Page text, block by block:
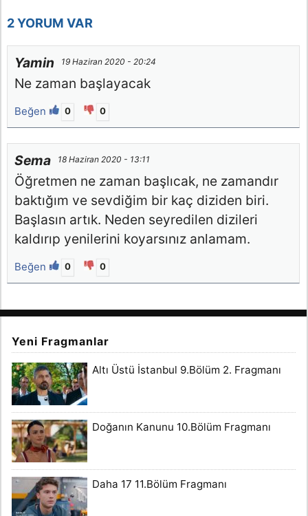
2 YORUM VAR
Yamin 19 Haziran 2020 - 20:24
Ne zaman başlayacak
Beğen 0 0
Sema 18 Haziran 2020 - 13:11
Öğretmen ne zaman başlıcak, ne zamandır
baktığım ve sevdiğim bir kaç diziden biri.
Başlasın artık. Neden seyredilen dizileri
kaldırıp yenilerini koyarsınız anlamam.
Beğen 0 0
Yeni Fragmanlar
Altı Üstü İstanbul 9.Bölüm 2. Fragmanı
Doğanın Kanunu 10.Bölüm Fragmanı
Daha 17 11.Bölüm Fragmanı